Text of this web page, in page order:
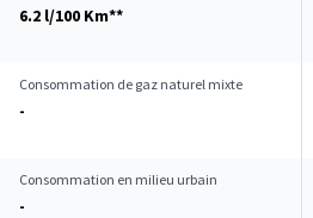
6.2 l/100 Km**
Consommation de gaz naturel mixte
-
Consommation en milieu urbain
-